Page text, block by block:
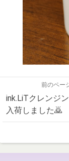
前のペー
ink.LiTクレンジ
入荷しました🙇